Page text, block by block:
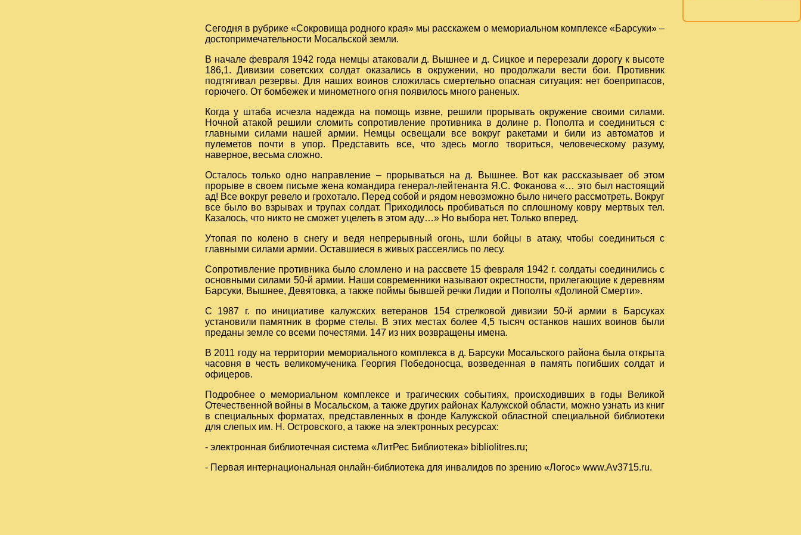
Сегодня в рубрике «Сокровища родного края» мы расскажем о мемориальном комплексе «Барсуки» –
достопримечательности Мосальской земли.
В начале февраля 1942 года немцы атаковали д. Вышнее и д. Сицкое и перерезали дорогу к высоте
186,1. Дивизии советских солдат оказались в окружении, но продолжали вести бои. Противник
подтягивал резервы. Для наших воинов сложилась смертельно опасная ситуация: нет боеприпасов,
горючего. От бомбежек и минометного огня появилось много раненых.
Когда у штаба исчезла надежда на помощь извне, решили прорывать окружение своими силами.
Ночной атакой решили сломить сопротивление противника в долине р. Пополта и соединиться с
главными силами нашей армии. Немцы освещали все вокруг ракетами и били из автоматов и
пулеметов почти в упор. Представить все, что здесь могло твориться, человеческому разуму,
наверное, весьма сложно.
Осталось только одно направление – прорываться на д. Вышнее. Вот как рассказывает об этом
прорыве в своем письме жена командира генерал-лейтенанта Я.С. Фоканова «… это был настоящий
ад! Все вокруг ревело и грохотало. Перед собой и рядом невозможно было ничего рассмотреть. Вокруг
все было во взрывах и трупах солдат. Приходилось пробиваться по сплошному ковру мертвых тел.
Казалось, что никто не сможет уцелеть в этом аду…» Но выбора нет. Только вперед.
Утопая по колено в снегу и ведя непрерывный огонь, шли бойцы в атаку, чтобы соединиться с
главными силами армии. Оставшиеся в живых рассеялись по лесу.
Сопротивление противника было сломлено и на рассвете 15 февраля 1942 г. солдаты соединились с
основными силами 50-й армии. Наши современники называют окрестности, прилегающие к деревням
Барсуки, Вышнее, Девятовка, а также поймы бывшей речки Лидии и Пополты «Долиной Смерти».
С 1987 г. по инициативе калужских ветеранов 154 стрелковой дивизии 50-й армии в Барсуках
установили памятник в форме стелы. В этих местах более 4,5 тысяч останков наших воинов были
преданы земле со всеми почестями. 147 из них возвращены имена.
В 2011 году на территории мемориального комплекса в д. Барсуки Мосальского района была открыта
часовня в честь великомученика Георгия Победоносца, возведенная в память погибших солдат и
офицеров.
Подробнее о мемориальном комплексе и трагических событиях, происходивших в годы Великой
Отечественной войны в Мосальском, а также других районах Калужской области, можно узнать из книг
в специальных форматах, представленных в фонде Калужской областной специальной библиотеки
для слепых им. Н. Островского, а также на электронных ресурсах:
- электронная библиотечная система «ЛитРес Библиотека» bibliolitres.ru;
- Первая интернациональная онлайн-библиотека для инвалидов по зрению «Логос» www.Av3715.ru.